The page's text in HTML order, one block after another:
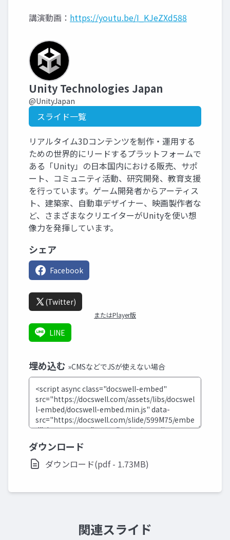
講演動画： https://youtu.be/I_KJeZXd588
Unity Technologies Japan
@UnityJapan
スライド一覧
リアルタイム3Dコンテンツを制作・運用する
ための世界的にリードするプラットフォームで
ある「Unity」の日本国内における販売、サポ
ート、コミュニティ活動、研究開発、教育支援
を行っています。ゲーム開発者からアーティス
ト、建築家、自動車デザイナー、映画製作者な
ど、さまざまなクリエイターがUnityを使い想
像力を発揮しています。
シェア
Facebook
(Twitter)
またはPlayer版
LINE
埋め込む »CMSなどでJSが使えない場合
ダウンロード
ダウンロード(pdf - 1.73MB)
関連スライド